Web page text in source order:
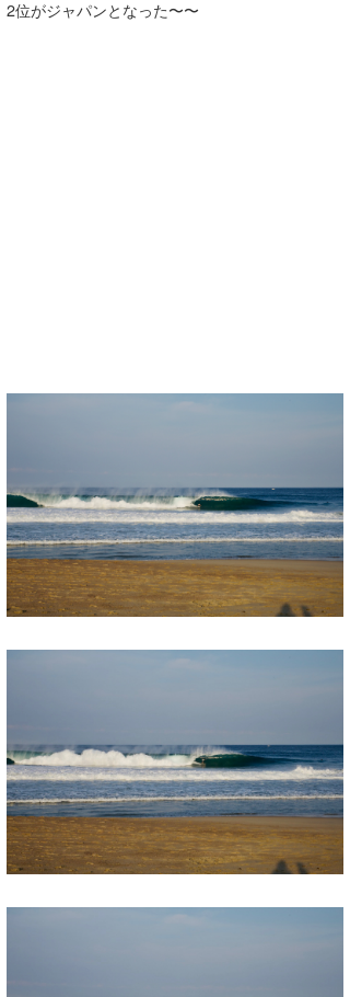
2位がジャパンとなった〜〜
chappy